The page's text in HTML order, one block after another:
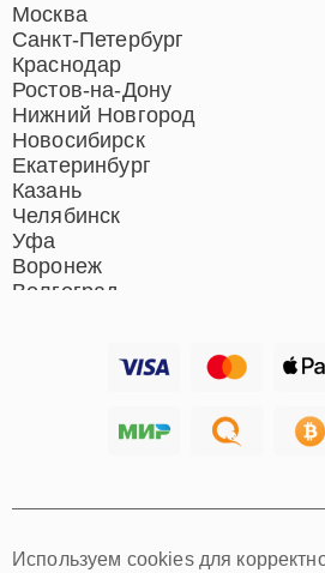
Москва
Санкт-Петербург
Краснодар
Ростов-на-Дону
Нижний Новгород
Новосибирск
Екатеринбург
Казань
Челябинск
Уфа
Воронеж
Тюмень
Самара